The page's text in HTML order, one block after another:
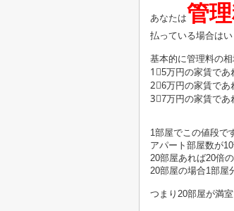
あなたは管
払っている場合は
基本的に管理料の
1⃣5万円の家賃であ
2⃣6万円の家賃であ
3⃣7万円の家賃であ
1部屋でこの値段で
アパート部屋数が
20部屋あれば20倍
20部屋の場合1部屋
つまり20部屋が満